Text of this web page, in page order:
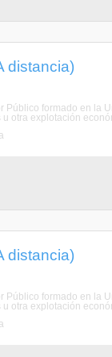
distancia)
formado en la
otra explotación
distancia)
formado en la
otra explotación